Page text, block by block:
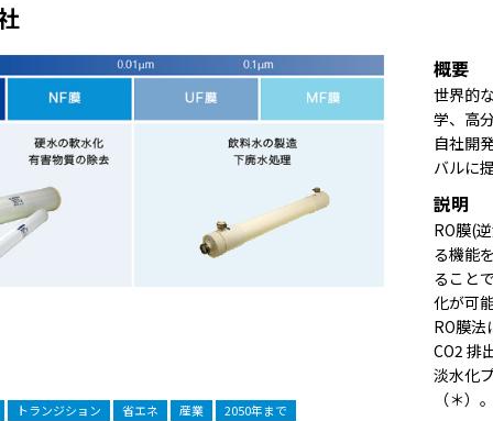
トランジション 省エネ 産業 2050年まで
概要
世界的
学、高
自社開
バルに
説明
RO膜(
る機能
ること
化が可
RO膜法
CO2 排
淡水化
（＊）。